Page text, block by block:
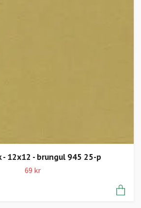
- 12x12 - brungul 945 25-p
69 kr